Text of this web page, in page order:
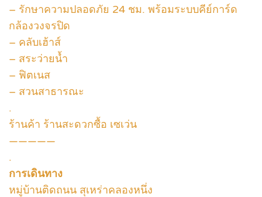
– รักษาความปลอดภัย 24 ชม. พร้อมระบบคีย์การ์ด
กล้องวงจรปิด
– คลับเฮ้าส์
– สระว่ายน้ำ
– ฟิตเนส
– สวนสาธารณะ
.
ร้านค้า ร้านสะดวกซื้อ เซเว่น
—————
.
การเดินทาง
หมู่บ้านติดถนน สุเหร่าคลองหนึ่ง